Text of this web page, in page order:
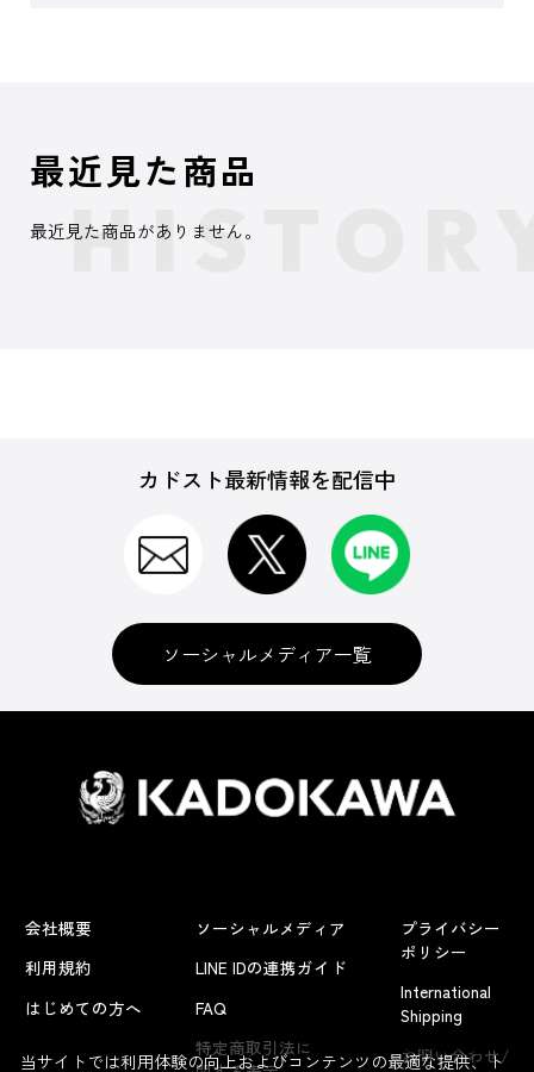
よくあるお問い合わせ
最近見た商品
最近見た商品がありません。
カドスト最新情報を配信中
ソーシャルメディア一覧
会社概要
利用規約
はじめての方へ
ソーシャルメディア
LINE IDの連携ガイド
FAQ
特定商取引法に
プライバシー
ポリシー
International
Shipping
お問い合わせ/
当サイトでは利用体験の向上およびコンテンツの最適な提供、ト